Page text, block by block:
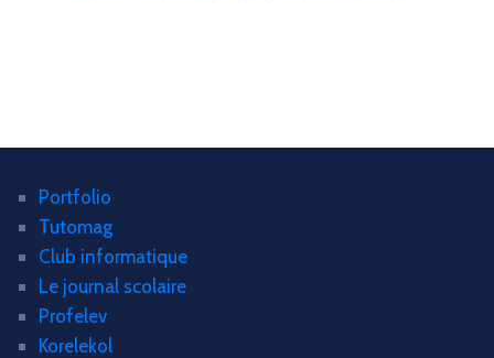
Portfolio
Tutomag
Club informatique
Le journal scolaire
Profelev
Korelekol